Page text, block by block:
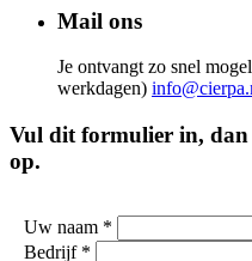
Mail ons
Je ontvangt zo snel
werkdagen)
Vul dit formulier in, dan
op.
Uw naam *
Bedrijf *